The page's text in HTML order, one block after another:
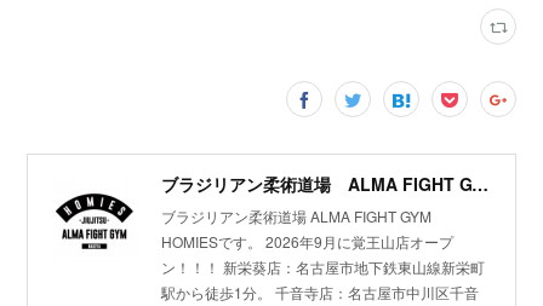
ブラジリアン柔術道場 ALMA FIGHT GYM HOMIES(ホーミーズ)
ブラジリアン柔術道場 ALMA FIGHT GYM
HOMIESです。 2026年9月に覚王山店オープ
ン！！！ 新栄葵店：名古屋市地下鉄東山線新栄町
駅から徒歩1分。 千音寺店：名古屋市中川区千音